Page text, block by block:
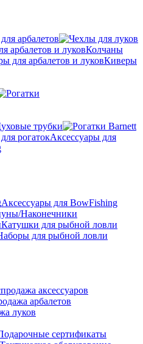
арбалетов
Колчаны
Киверы
трубки
Аксессуары для
Аксессуары для BowFishing
Наконечники
Катушки для рыбной ловли
для рыбной ловли
аксессуаров
арбалетов
луков